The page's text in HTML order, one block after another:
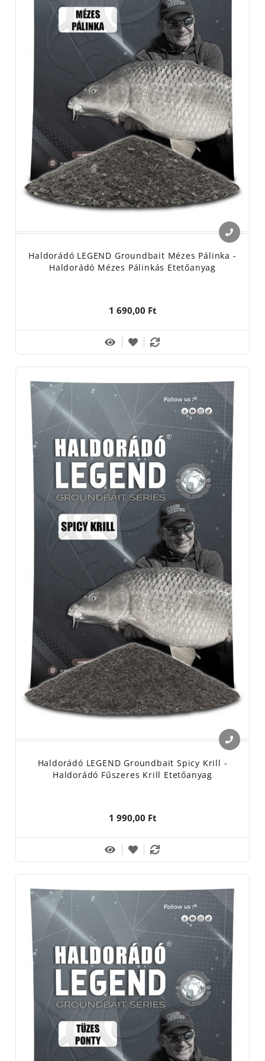
Haldorádó LEGEND Groundbait Mézes Pálinka -
Haldorádó Mézes Pálinkás Etetőanyag
1 690,00 Ft
Haldorádó LEGEND Groundbait Spicy Krill -
Haldorádó Fűszeres Krill Etetőanyag
1 990,00 Ft